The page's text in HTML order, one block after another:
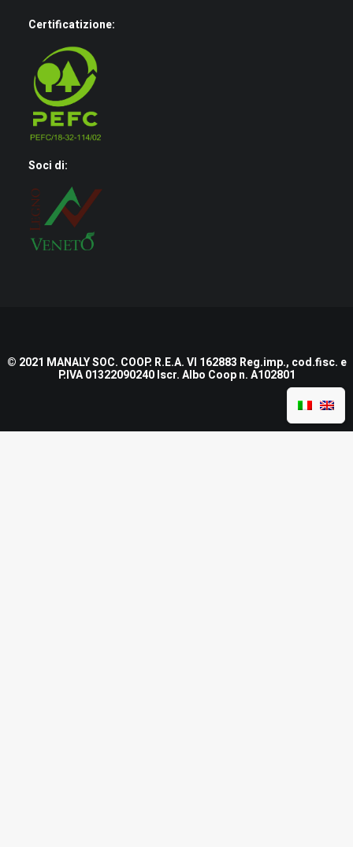
Certificatizione:
Soci di:
© 2021 MANALY SOC. COOP. R.E.A. VI 162883 Reg.imp., cod.fisc. e
P.IVA 01322090240 Iscr. Albo Coop n. A102801